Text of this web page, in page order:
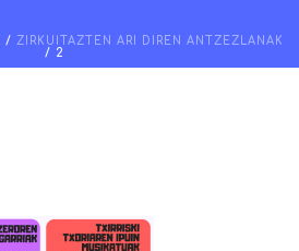
/
ZIRKUITAZTEN ARI DIREN ANTZEZLANAK
/ 2